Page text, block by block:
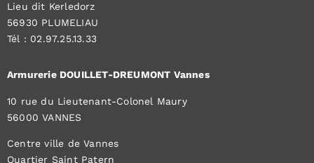
Lieu dit Kerledorz
56930 PLUMELIAU
Tél : 02.97.25.13.33
Armurerie DOUILLET-DREUMONT Vannes
10 rue du Lieutenant-Colonel Maury
56000 VANNES
Centre ville de Vannes
Quartier Saint Patern